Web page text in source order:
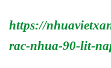
https://
rac-nhua-90-lit-